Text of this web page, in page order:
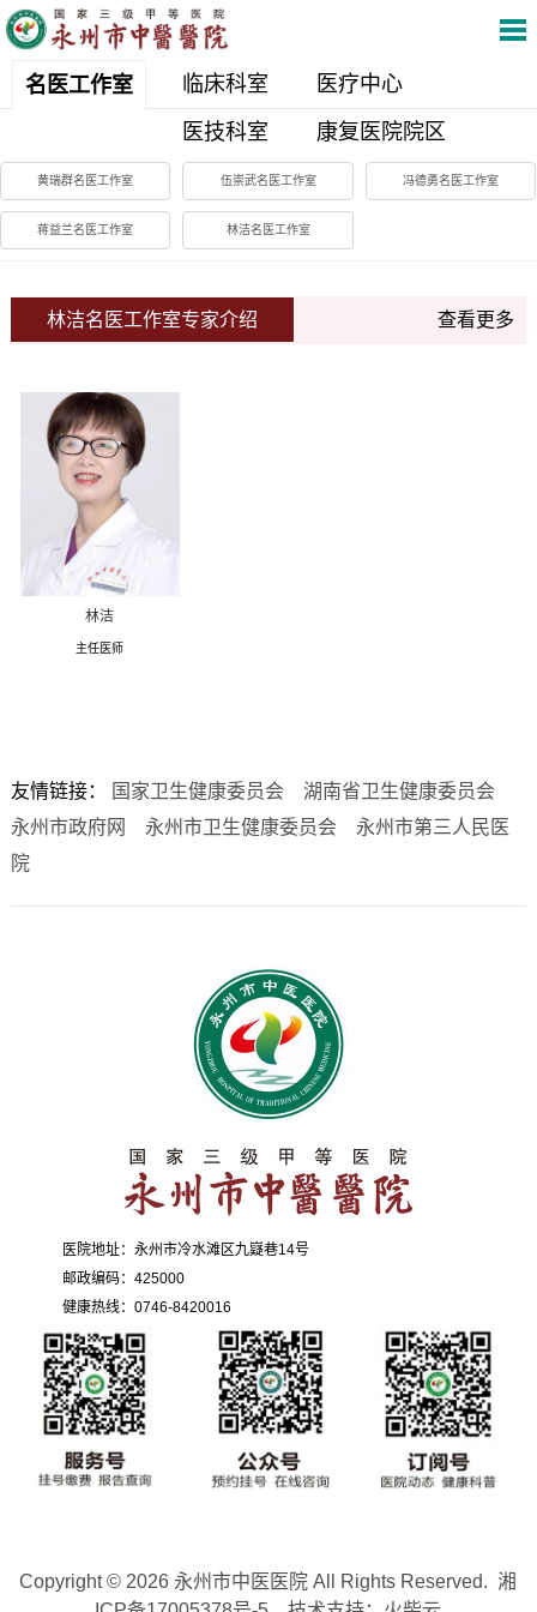
名医工作室 临床科室
医疗中心
医技科室
康复医院院区
黄瑞群名医工作室 伍崇武名医工作室 冯德勇名医工作室
蒋益兰名医工作室 林洁名医工作室
林洁名医工作室专家介绍 查看更多
林洁
主任医师
友情链接： 国家卫生健康委员会
湖南省卫生健康委员会
永州市政府网
永州市卫生健康委员会
永州市第三人民医
院
医院地址：永州市冷水滩区九嶷巷14号
邮政编码：425000
健康热线：0746-8420016
Copyright © 2026 永州市中医医院 All Rights Reserved.湘